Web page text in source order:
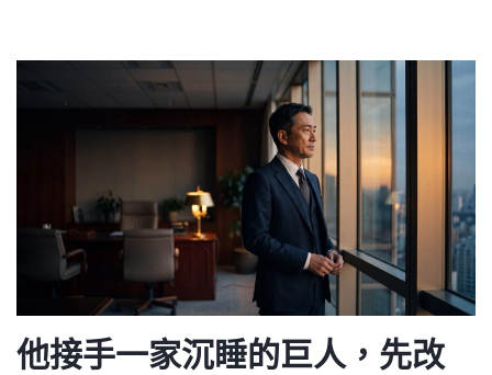
他接手一家沉睡的巨人，先改